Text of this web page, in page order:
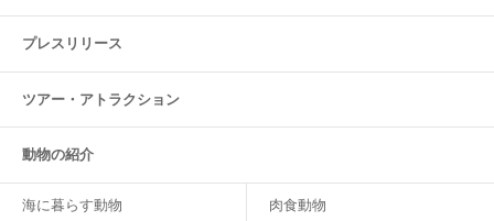
プレスリリース
ツアー・ アトラクション
動物の紹介
海に暮らす動物 肉食動物